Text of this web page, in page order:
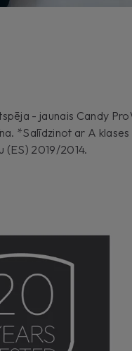
- jaunais Candy
*Salīdzinot ar A
(ES) 2019/2014.